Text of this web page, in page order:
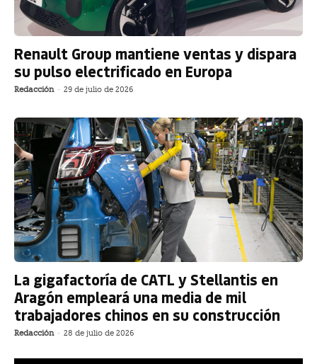
Renault Group mantiene ventas y dispara
su pulso electrificado en Europa
Redacción - 29 de julio de 2026
La gigafactoría de CATL y Stellantis en
Aragón empleará una media de mil
trabajadores chinos en su construcción
Redacción - 28 de julio de 2026